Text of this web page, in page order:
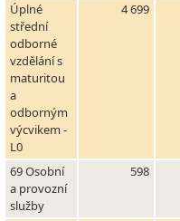
Úplné
střední
odborné
vzdělání s
maturitou
a
odborným
výcvikem -
L0
4 699
69 Osobní
a provozní
služby
598